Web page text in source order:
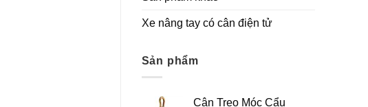
Xe nâng tay có cân điện tử
Sản phẩm
Cân Treo Móc Cẩu